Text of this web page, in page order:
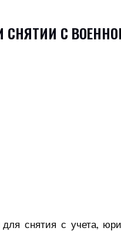
С
снятия с учета,